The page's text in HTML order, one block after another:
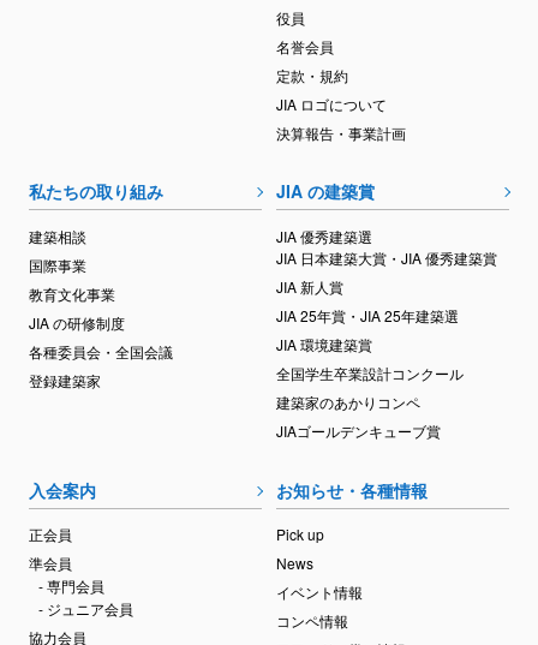
役員
名誉会員
定款・規約
JIA ロゴについて
決算報告・事業計画
私たちの取り組み
建築相談
国際事業
教育文化事業
JIA の研修制度
各種委員会・全国会議
登録建築家
JIA の建築賞
JIA 優秀建築選
JIA 日本建築大賞・JIA 優秀建築賞
JIA 新人賞
JIA 25年賞・JIA 25年建築選
JIA 環境建築賞
全国学生卒業設計コンクール
建築家のあかりコンペ
JIAゴールデンキューブ賞
入会案内
正会員
準会員
- 専門会員
- ジュニア会員
協力会員
お知らせ・各種情報
Pick up
News
イベント情報
コンペ情報